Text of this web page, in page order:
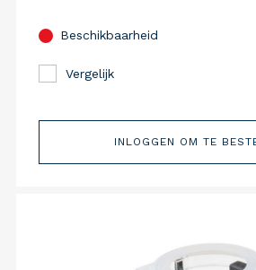
Beschikbaarheid
Vergelijk
INLOGGEN OM TE